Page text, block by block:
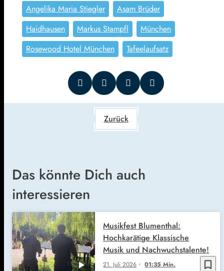
Angelika Maria Stiegler
Asam Brüder
Haidhausen
Markus Stampfl
München
Rosewood Hotel München
Tafeelaufsatz
Zurück
Das könnte Dich auch
interessieren
bookmark_border
21. Juli 2026 01:35 Min.
Musikfest Blumenthal:
Hochkarätige Klassische
Musik und Nachwuchstalente!